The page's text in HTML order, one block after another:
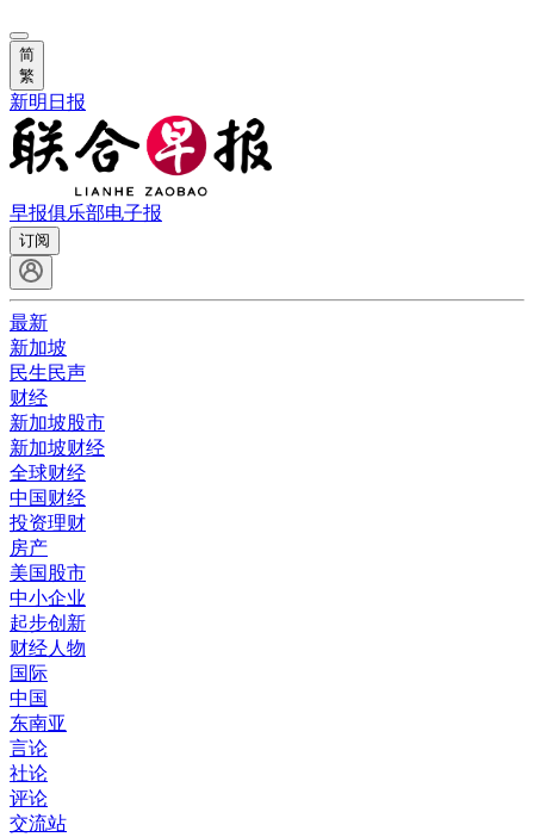
简
繁
新明日报
早报俱乐部电子报
订阅
最新
新加坡
民生民声
财经
新加坡股市
新加坡财经
全球财经
中国财经
投资理财
房产
美国股市
中小企业
起步创新
财经人物
国际
中国
东南亚
言论
社论
评论
交流站